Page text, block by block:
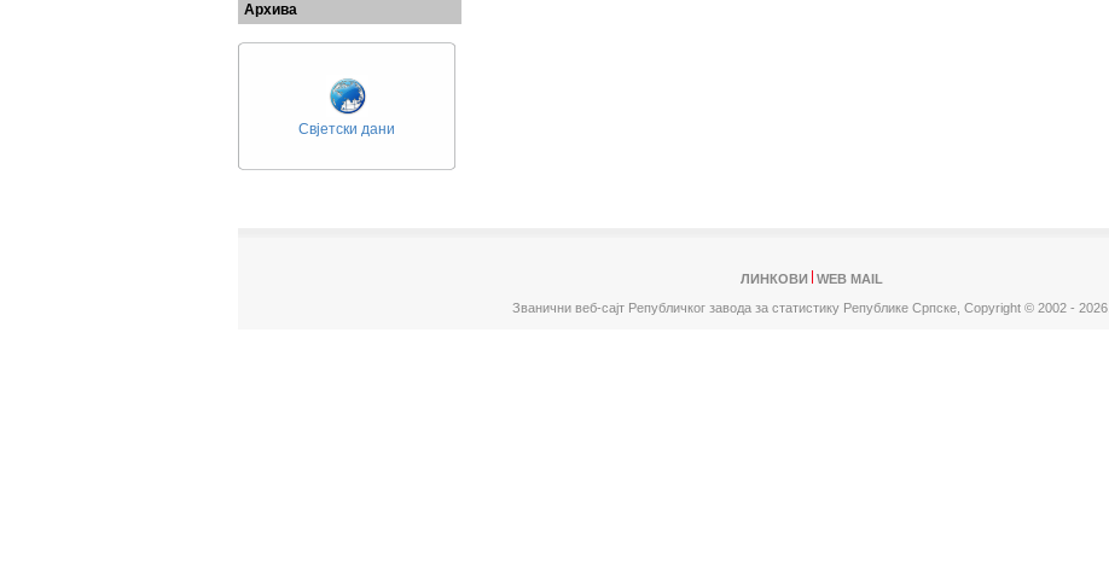
Архива
Свјетски дани
ЛИНКОВИ
WEB MAIL
Званични веб-сајт Републичког завода за статистику Републике Српске, Copyright © 2002 - 2026.